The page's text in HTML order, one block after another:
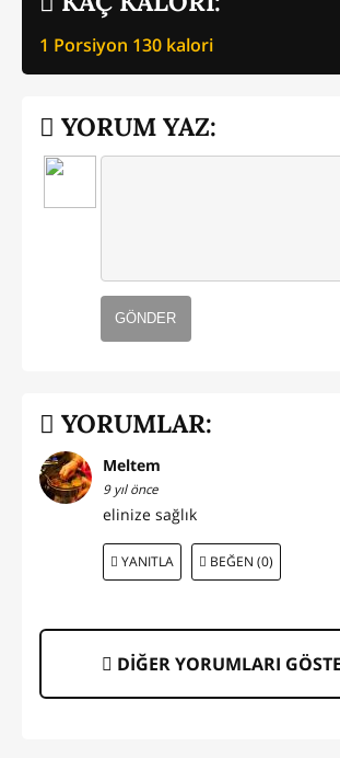
1 Porsiyon 130 kalori
YORUM YAZ:
GÖNDER
YORUMLAR:
Meltem
9 yıl önce
elinize sağlık
YANITLA BEĞEN (0)
DİĞER YORUMLARI